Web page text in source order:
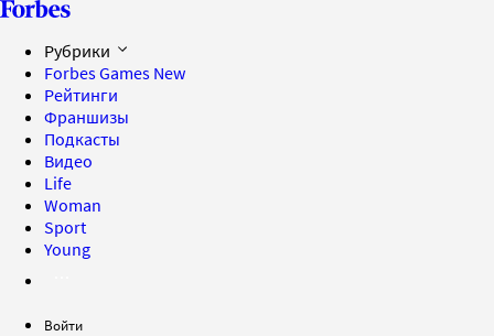
Рубрики
Forbes Games New
Рейтинги
Франшизы
Подкасты
Видео
Life
Woman
Sport
Young
Войти